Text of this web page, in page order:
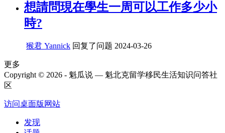
想請問現在學生一周可以工作多少小
時?
猴君 Yannick 回复了问题 2024-03-26
更多
Copyright © 2026 - 魁瓜说 — 魁北克留学移民生活知识问答社
区
访问桌面版网站
发现